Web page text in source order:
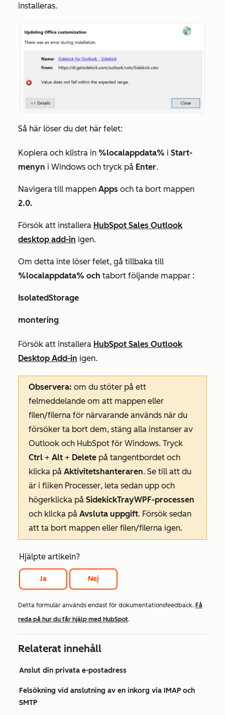
installeras.
Så här löser du det här felet:
Kopiera och klistra in %localappdata% i Start-
menyn i Windows och tryck på Enter.
Navigera till mappen Apps och ta bort mappen
2.0.
Försök att installera HubSpot Sales Outlook
desktop add-in igen.
Om detta inte löser felet, gå tillbaka till
%localappdata% och tabort följande mappar :
IsolatedStorage
montering
Försök att installera HubSpot Sales Outlook
Desktop Add-in igen.
Observera: om du stöter på ett
felmeddelande om att mappen eller
filen/filerna för närvarande används när du
försöker ta bort dem, stäng alla instanser av
Outlook och HubSpot för Windows. Tryck
Ctrl + Alt + Delete på tangentbordet och
klicka på Aktivitetshanteraren. Se till att du
är i fliken Processer, leta sedan upp och
högerklicka på SidekickTrayWPF-processen
och klicka på Avsluta uppgift. Försök sedan
att ta bort mappen eller filen/filerna igen.
Hjälpte artikeln?
Ja Nej
Detta formulär används endast för dokumentationsfeedback. Få
reda på hur du får hjälp med HubSpot.
Relaterat innehåll
Anslut din privata e-postadress
Felsökning vid anslutning av en inkorg via IMAP och
SMTP